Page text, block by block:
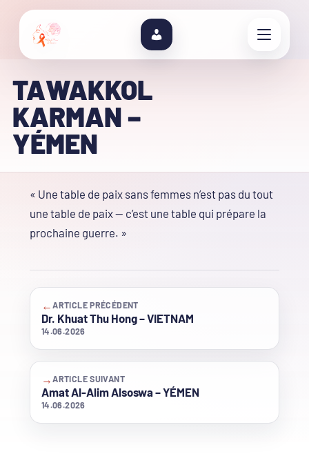
TAWAKKOL
KARMAN –
YÉMEN
« Une table de paix sans femmes n’est pas du tout
une table de paix — c’est une table qui prépare la
prochaine guerre. »
←ARTICLE PRÉCÉDENT
Dr. Khuat Thu Hong – VIETNAM
14.06.2026
→ARTICLE SUIVANT
Amat Al-Alim Alsoswa – YÉMEN
14.06.2026